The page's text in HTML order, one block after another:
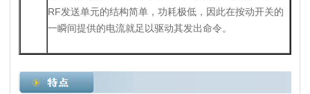
RF发送单元的结构简单，功耗极低，因此在按动开关的
一瞬间提供的电流就足以驱动其发出命令。